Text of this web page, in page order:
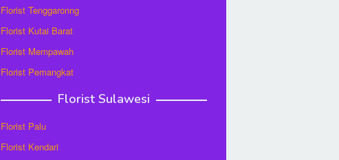
Florist Tenggaronng
Florist Kutai Barat
Florist Mempawah
Florist Pemangkat
Florist Sulawesi
Florist Palu
Florist Kendari